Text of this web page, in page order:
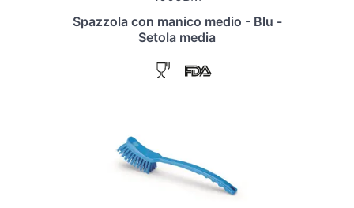
Spazzola con manico medio - Blu -
Setola media